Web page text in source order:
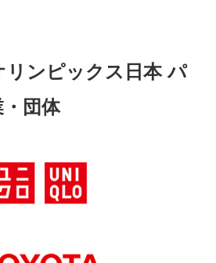
リンピックス日本 パ
団体